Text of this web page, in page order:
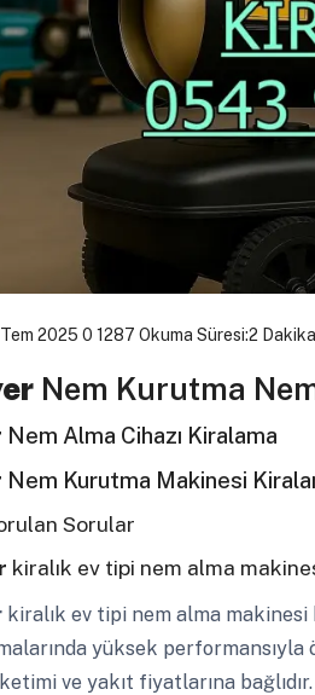
2025 0 1287 Okuma Süresi:2 Dakika
Nem Kurutma
Nem Alma Cihazı Kiralama
Nem Kurutma Makinesi
Sorular
kiralık ev tipi nem alma
kiralık ev tipi nem alma makinesi
yüksek performansıyla
ve yakıt fiyatlarına